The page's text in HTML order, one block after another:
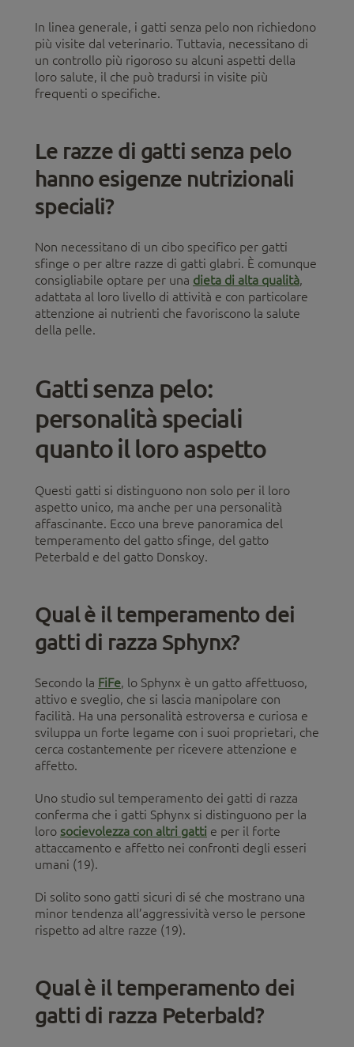
In linea generale, i gatti senza pelo non richiedono
più visite dal veterinario. Tuttavia, necessitano di
un controllo più rigoroso su alcuni aspetti della
loro salute, il che può tradursi in visite più
frequenti o specifiche.
Le razze di gatti senza pelo
hanno esigenze nutrizionali
speciali?
Non necessitano di un cibo specifico per gatti
sfinge o per altre razze di gatti glabri. È comunque
consigliabile optare per una dieta di alta qualità,
adattata al loro livello di attività e con particolare
attenzione ai nutrienti che favoriscono la salute
della pelle.
Gatti senza pelo:
personalità speciali
quanto il loro aspetto
Questi gatti si distinguono non solo per il loro
aspetto unico, ma anche per una personalità
affascinante. Ecco una breve panoramica del
temperamento del gatto sfinge, del gatto
Peterbald e del gatto Donskoy.
Qual è il temperamento dei
gatti di razza Sphynx?
Secondo la FiFe, lo Sphynx è un gatto affettuoso,
attivo e sveglio, che si lascia manipolare con
facilità. Ha una personalità estroversa e curiosa e
sviluppa un forte legame con i suoi proprietari, che
cerca costantemente per ricevere attenzione e
affetto.
Uno studio sul temperamento dei gatti di razza
conferma che i gatti Sphynx si distinguono per la
loro socievolezza con altri gatti e per il forte
attaccamento e affetto nei confronti degli esseri
umani (19).
Di solito sono gatti sicuri di sé che mostrano una
minor tendenza all’aggressività verso le persone
rispetto ad altre razze (19).
Qual è il temperamento dei
gatti di razza Peterbald?